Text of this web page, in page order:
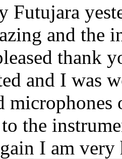
Futujara
and the
thank
and I was
the
I am